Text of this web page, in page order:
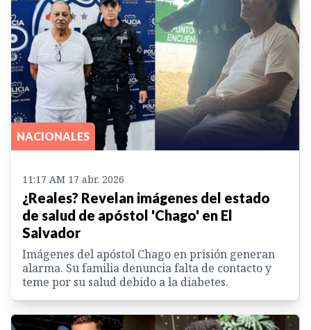
NACIONALES
11:17 AM 17 abr. 2026
¿Reales? Revelan imágenes del estado
de salud de apóstol 'Chago' en El
Salvador
Imágenes del apóstol Chago en prisión generan
alarma. Su familia denuncia falta de contacto y
teme por su salud debido a la diabetes.